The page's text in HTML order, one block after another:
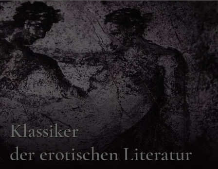
Klassiker
der erotischen Literatur